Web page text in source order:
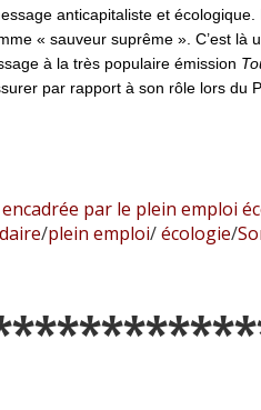
anticapitaliste et
« sauveur suprême ». C’est
à la très populaire émission
par rapport à son rôle lors du
par le plein emploi
/plein emploi/écologie/